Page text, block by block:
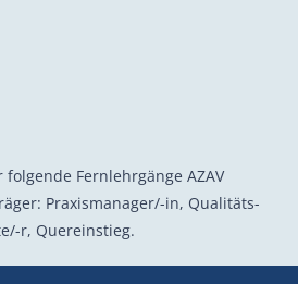
Fernlehrgänge AZAV
Praxis­manager/-in, Quali­täts­
r, Quer­einstieg.